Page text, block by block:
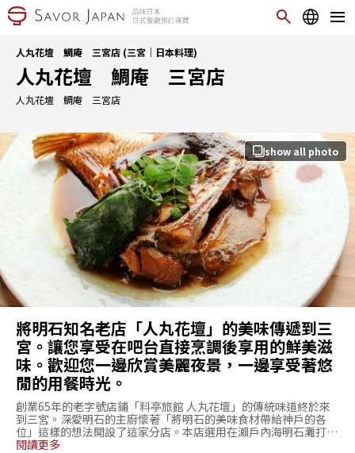
人丸花壇 鯛庵 三宮店 (三宮｜日本料理)
人丸花壇 鯛庵 三宮店
人丸花壇 鯛庵 三宮店
show all photo
將明石知名老店「人丸花壇」的美味傳遞到三
宮。讓您享受在吧台直接烹調後享用的鮮美滋
味。歡迎您一邊欣賞美麗夜景，一邊享受著悠
閒的用餐時光。
創業65年的老字號店鋪「料亭旅館 人丸花壇」的傳統味道終於來
到三宮。深愛明石的主廚懷著「將明石的美味食材帶給神戶的各
位」這樣的想法開設了這家分店。本店選用在瀨戶內海明石灘打撈
的肉質肥美的「明石鯛」、「章魚」、「鰻魚」等直送海鮮，網羅
閱讀更多